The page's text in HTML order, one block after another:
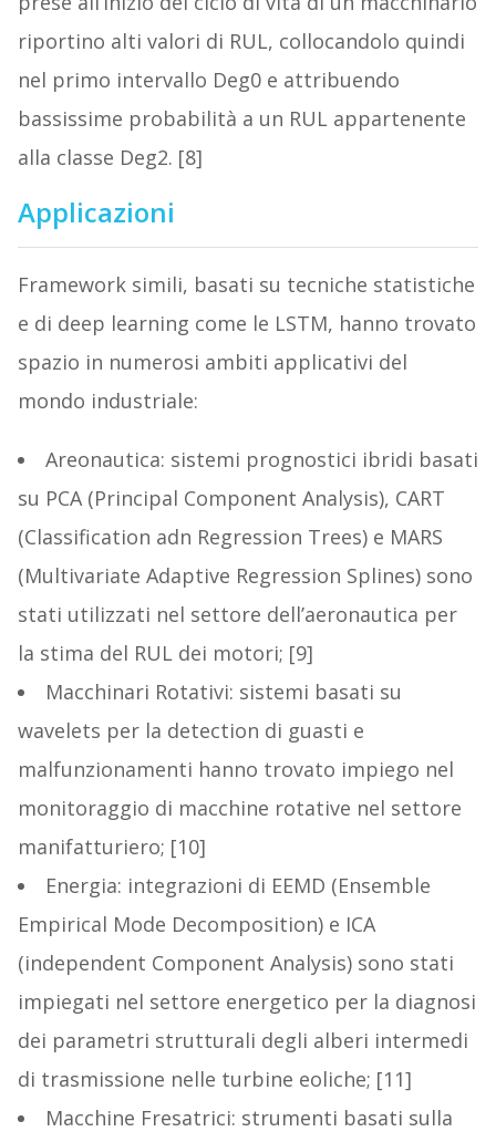
riportino alti valori di RUL, collocandolo quindi
nel primo intervallo Deg0 e attribuendo
bassissime probabilità a un RUL appartenente
alla classe Deg2. [8]
Applicazioni
Framework simili, basati su tecniche statistiche
e di deep learning come le LSTM, hanno trovato
spazio in numerosi ambiti applicativi del
mondo industriale:
Areonautica: sistemi prognostici ibridi basati
su PCA (Principal Component Analysis), CART
(Classification adn Regression Trees) e MARS
(Multivariate Adaptive Regression Splines) sono
stati utilizzati nel settore dell’aeronautica per
la stima del RUL dei motori; [9]
Macchinari Rotativi: sistemi basati su
wavelets per la detection di guasti e
malfunzionamenti hanno trovato impiego nel
monitoraggio di macchine rotative nel settore
manifatturiero; [10]
Energia: integrazioni di EEMD (Ensemble
Empirical Mode Decomposition) e ICA
(independent Component Analysis) sono stati
impiegati nel settore energetico per la diagnosi
dei parametri strutturali degli alberi intermedi
di trasmissione nelle turbine eoliche; [11]
Macchine Fresatrici: strumenti basati sulla